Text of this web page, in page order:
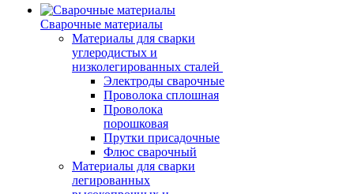
Сварочные материалы
Материалы для сварки
углеродистых и
низколегированных сталей
Электроды сварочные
Проволока сплошная
Проволока
порошковая
Прутки присадочные
Флюс сварочный
Материалы для сварки
легированных